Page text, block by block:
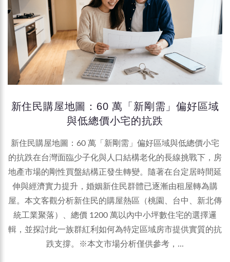
新住民購屋地圖：60 萬「新剛需」偏好區域
與低總價小宅的抗跌
新住民購屋地圖：60 萬「新剛需」偏好區域與低總價小宅
的抗跌在台灣面臨少子化與人口結構老化的長線挑戰下，房
地產市場的剛性買盤結構正發生轉變。隨著在台定居時間延
伸與經濟實力提升，婚姻新住民群體已逐漸由租屋轉為購
屋。本文客觀分析新住民的購屋熱區（桃園、台中、新北傳
統工業聚落）、總價 1200 萬以內中小坪數住宅的選擇邏
輯，並探討此一族群紅利如何為特定區域房市提供實質的抗
跌支撐。※本文市場分析僅供參考，...